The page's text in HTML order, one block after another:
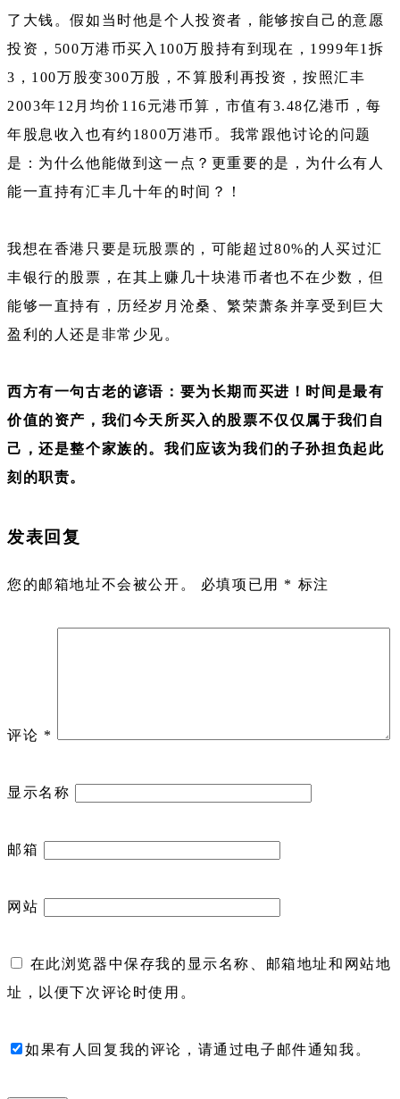
了大钱。假如当时他是个人投资者，能够按自己的意愿
投资，500万港币买入100万股持有到现在，1999年1拆
3，100万股变300万股，不算股利再投资，按照汇丰
2003年12月均价116元港币算，市值有3.48亿港币，每
年股息收入也有约1800万港币。我常跟他讨论的问题
是：为什么他能做到这一点？更重要的是，为什么有人
能一直持有汇丰几十年的时间？！
我想在香港只要是玩股票的，可能超过80%的人买过汇
丰银行的股票，在其上赚几十块港币者也不在少数，但
能够一直持有，历经岁月沧桑、繁荣萧条并享受到巨大
盈利的人还是非常少见。
西方有一句古老的谚语：要为长期而买进！时间是最有
价值的资产，我们今天所买入的股票不仅仅属于我们自
己，还是整个家族的。我们应该为我们的子孙担负起此
刻的职责。
发表回复
您的邮箱地址不会被公开。 必填项已用 * 标注
评论 *
显示名称
邮箱
网站
在此浏览器中保存我的显示名称、邮箱地址和网站地
址，以便下次评论时使用。
如果有人回复我的评论，请通过电子邮件通知我。